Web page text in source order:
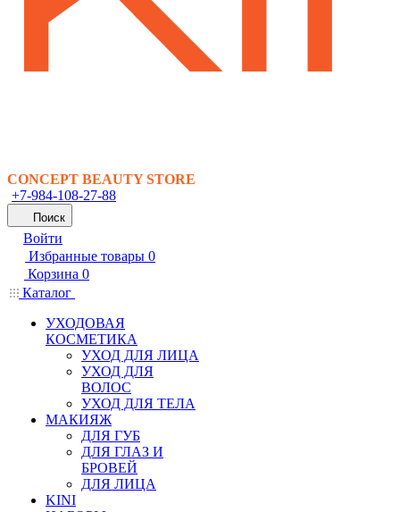
CONCEPT BEAUTY STORE
+7-984-108-27-88
Поиск
Войти
Избранные товары 0
Корзина 0
Каталог
УХОДОВАЯ
КОСМЕТИКА
УХОД ДЛЯ ЛИЦА
УХОД ДЛЯ
ВОЛОС
УХОД ДЛЯ ТЕЛА
МАКИЯЖ
ДЛЯ ГУБ
ДЛЯ ГЛАЗ И
БРОВЕЙ
ДЛЯ ЛИЦА
KINI